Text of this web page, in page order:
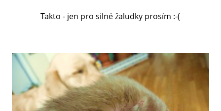
JEDNA ČÍ VÍCE FRETEK?
STRAVA
PODPORA
Takto - jen pro silné žaludky prosím :-(